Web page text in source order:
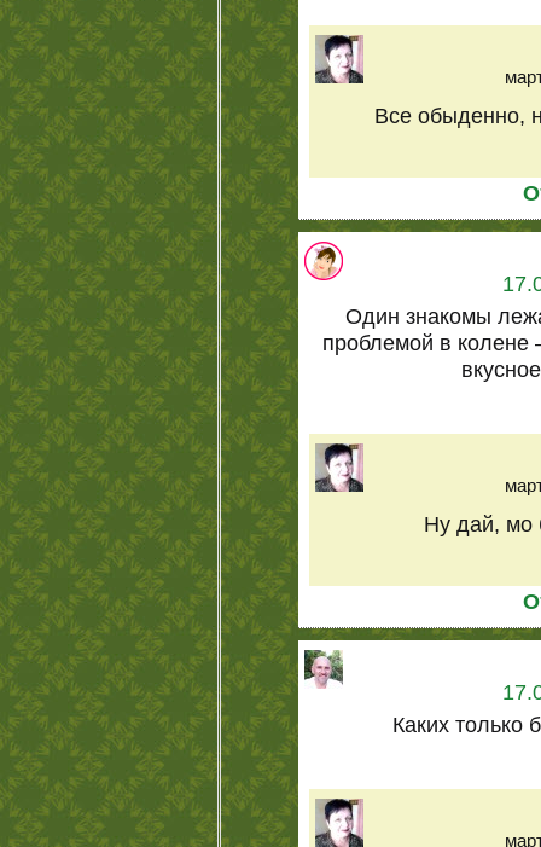
Все обыденно,
Один знакомы
проблемой в
Ну дай, мо
Каких только